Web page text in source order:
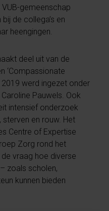
gemeenschap
de collega’s en
heengingen.
deel uit van de
‘Compassionate
2019 werd ingezet onder
Pauwels. Ook
intensief onderzoek
en rouw. Het
Centre of Expertise
Zorg rond het
vraag hoe diverse
zoals scholen,
kunnen bieden